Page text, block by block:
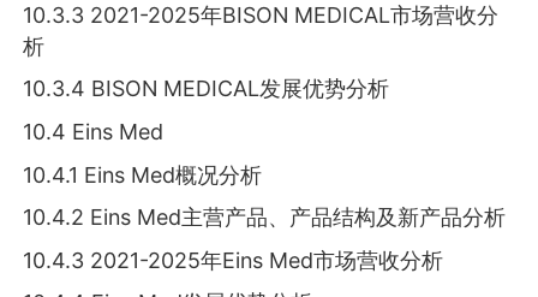
10.3.3 2021-2025年BISON MEDICAL市场营收分
析
10.3.4 BISON MEDICAL发展优势分析
10.4 Eins Med
10.4.1 Eins Med概况分析
10.4.2 Eins Med主营产品、产品结构及新产品分析
10.4.3 2021-2025年Eins Med市场营收分析